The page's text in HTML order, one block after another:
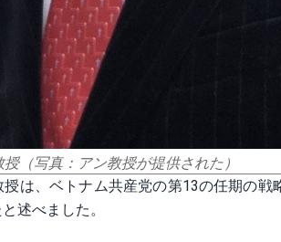
（写真：アン教授が提供された）
は、ベトナム共産党の第13の任期の
述べました。